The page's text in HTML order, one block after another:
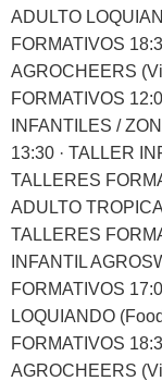
ADULTO
FORMATIVOS
AGROCHEERS
FORMATIVOS
INFANTILES /
13:30 · TALLER
TALLERES
ADULTO
TALLERES
INFANTIL
FORMATIVOS
LOQUIANDO
FORMATIVOS
AGROCHEERS